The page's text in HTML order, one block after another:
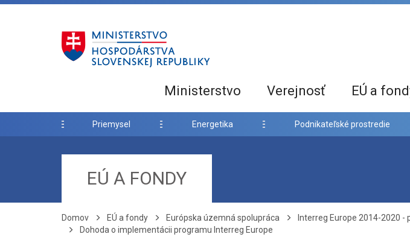
Ministerstvo Verejnosť EÚ a
Priemysel Energetika Podnikateľské prostredie
EÚ A FONDY
Domov EÚ a fondy Európska územná spolupráca Interreg Europe 2014-2020 -
Dohoda o implementácii programu Interreg Europe